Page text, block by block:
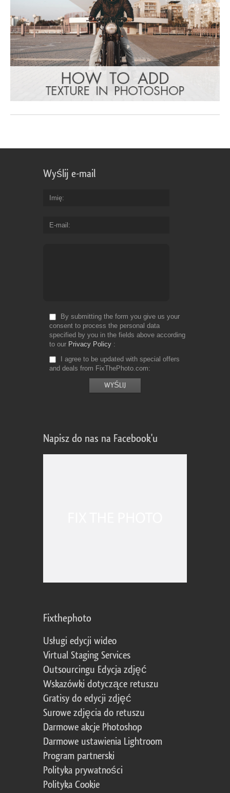
Wyślij e-mail
Imię
E-mail
By submitting the form you give us your
consent to process the personal data
specified by you in the fields above according
to our Privacy Policy
I agree to be updated with special offers
and deals from FixThePhoto.com
Napisz do nas na Facebook'u
Fixthephoto
Usługi edycji wideo
Virtual Staging Services
Outsourcingu Edycja zdjęć
Wskazówki dotyczące retuszu
Gratisy do edycji zdjęć
Surowe zdjęcia do retuszu
Darmowe akcje Photoshop
Darmowe ustawienia Lightroom
Program partnerski
Polityka prywatności
Polityka Cookie